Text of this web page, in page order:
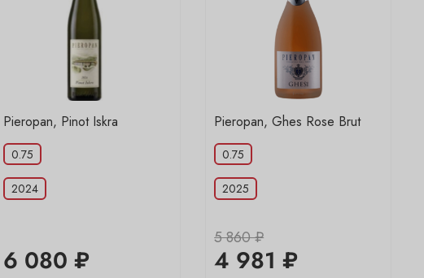
Pieropan, Pinot Iskra
0.75
2024
6 080 ₽
Pieropan, Ghes Rose Brut
0.75
2025
5 860 ₽
4 981 ₽